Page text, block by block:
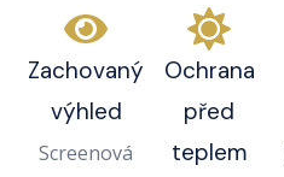
Zachovaný
výhled
Screenová
Ochrana
před
teplem